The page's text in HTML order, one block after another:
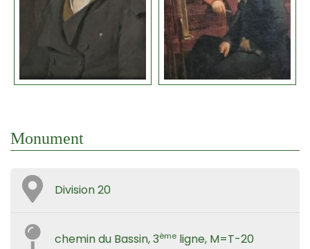
Monument
Division 20
chemin du Bassin, 3ème ligne, M=T-20